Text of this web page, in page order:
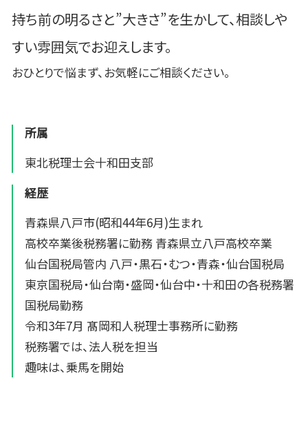
持ち前の明るさと”大きさ”を生かして、相談しや
すい雰囲気でお迎えします。
おひとりで悩まず、お気軽にご相談ください。
所属
東北税理士会十和田支部
経歴
青森県八戸市(昭和44年6月)生まれ
高校卒業後税務署に勤務 青森県立八戸高校卒業
仙台国税局管内 八戸・黒石・むつ・青森・仙台国税局
東京国税局・仙台南・盛岡・仙台中・十和田の各税務署
国税局勤務
令和3年7月 髙岡和人税理士事務所に勤務
税務署では、法人税を担当
趣味は、乗馬を開始